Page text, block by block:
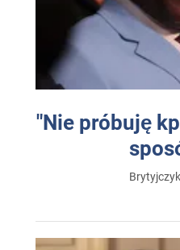
"Nie próbuję